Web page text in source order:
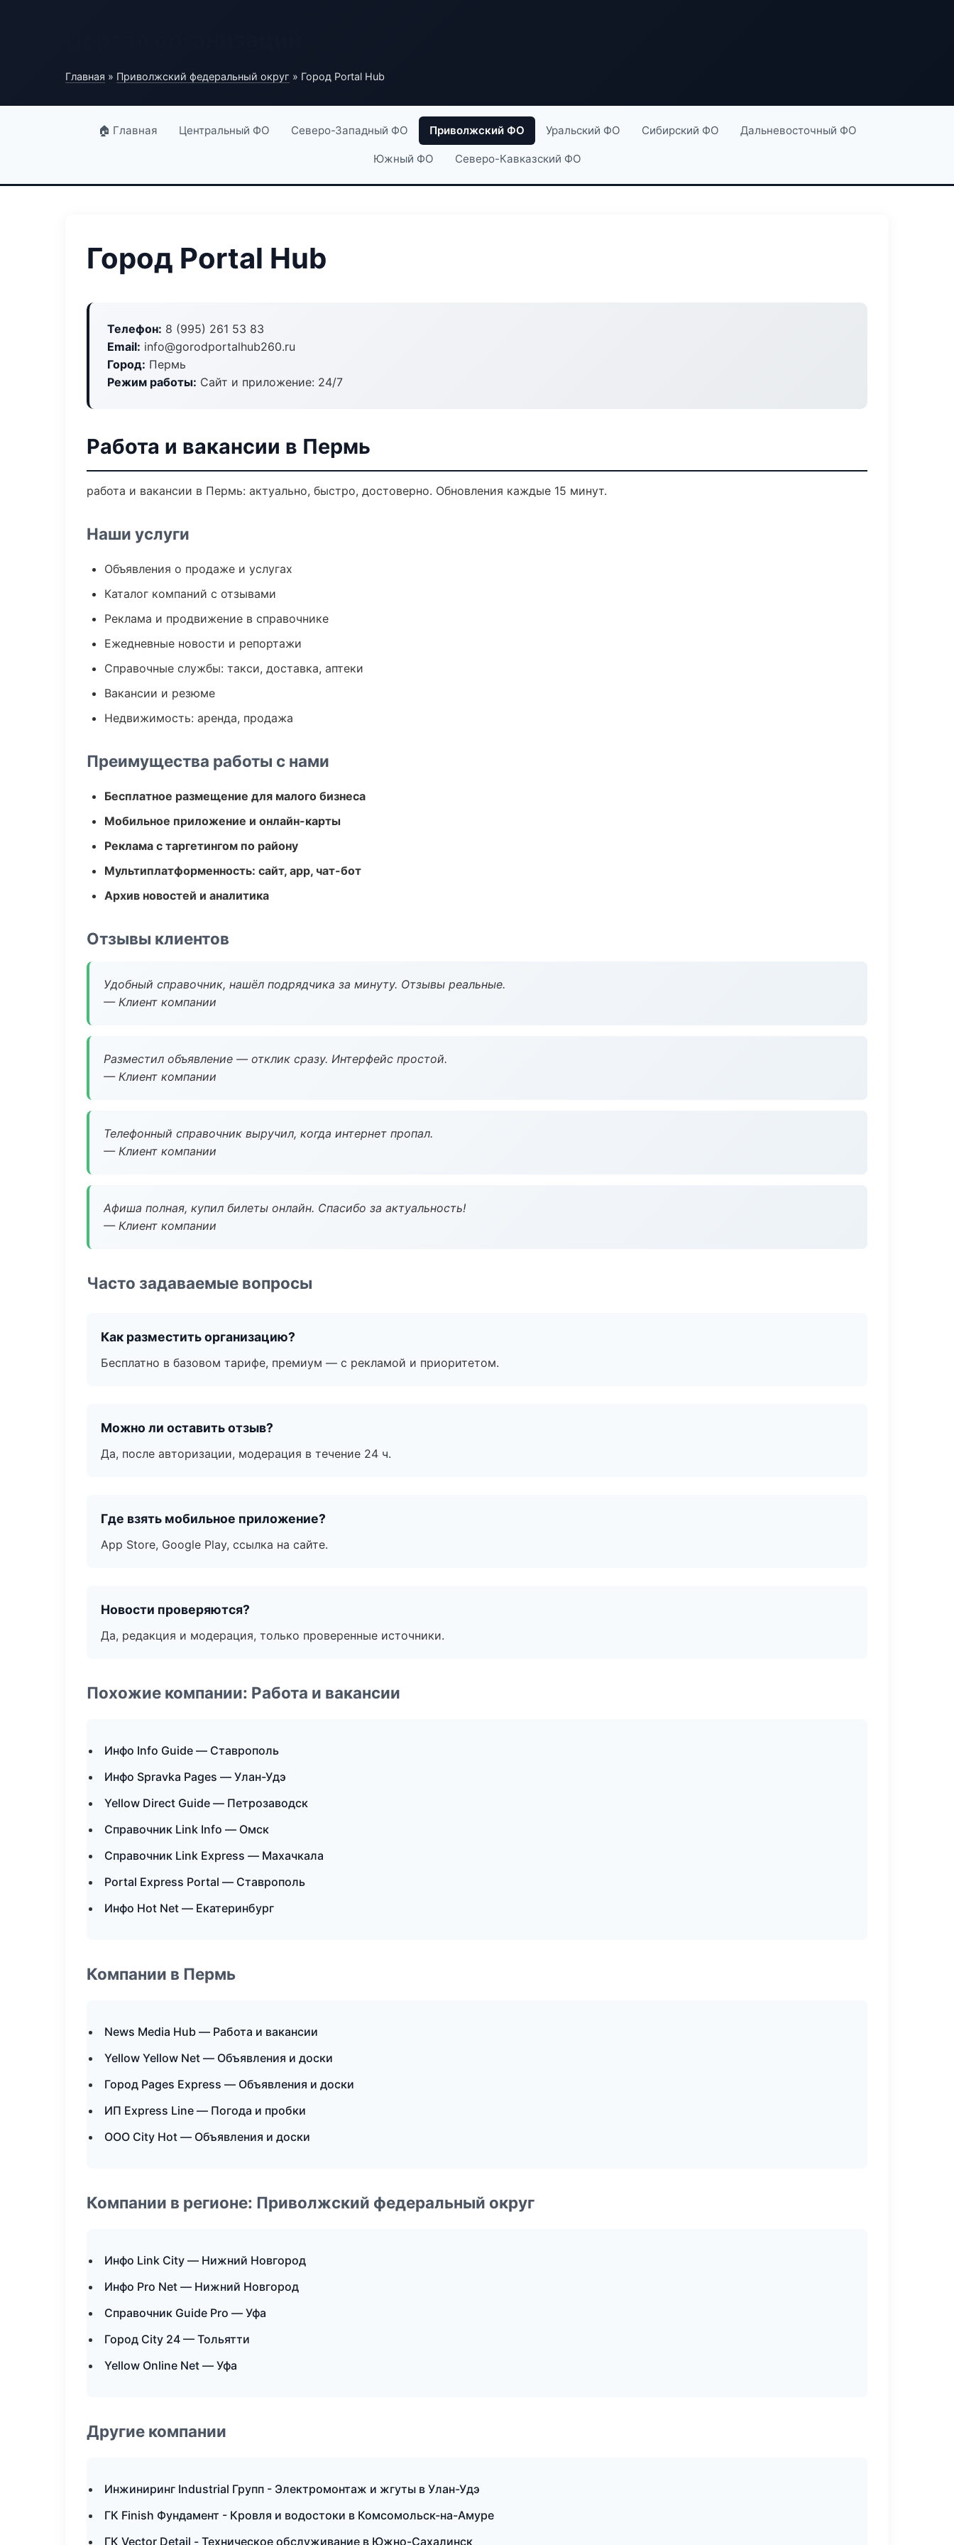
Главная » Приволжский федеральный округ » Город Portal Hub
🏠 Главная Центральный ФО Северо-Западный ФО Приволжский ФО Уральский ФО Сибирский ФО Дальневосточный ФО
Южный ФО Северо-Кавказский ФО
Город Portal Hub
Телефон: 8 (995) 261 53 83
Email: info@gorodportalhub260.ru
Город: Пермь
Режим работы: Сайт и приложение: 24/7
Работа и вакансии в Пермь
работа и вакансии в Пермь: актуально, быстро, достоверно. Обновления каждые 15 минут.
Наши услуги
Объявления о продаже и услугах
Каталог компаний с отзывами
Реклама и продвижение в справочнике
Ежедневные новости и репортажи
Справочные службы: такси, доставка, аптеки
Вакансии и резюме
Недвижимость: аренда, продажа
Преимущества работы с нами
Бесплатное размещение для малого бизнеса
Мобильное приложение и онлайн-карты
Реклама с таргетингом по району
Мультиплатформенность: сайт, app, чат-бот
Архив новостей и аналитика
Отзывы клиентов
Удобный справочник, нашёл подрядчика за минуту. Отзывы реальные.
— Клиент компании
Разместил объявление — отклик сразу. Интерфейс простой.
— Клиент компании
Телефонный справочник выручил, когда интернет пропал.
— Клиент компании
Афиша полная, купил билеты онлайн. Спасибо за актуальность!
— Клиент компании
Часто задаваемые вопросы
Как разместить организацию?
Бесплатно в базовом тарифе, премиум — с рекламой и приоритетом.
Можно ли оставить отзыв?
Да, после авторизации, модерация в течение 24 ч.
Где взять мобильное приложение?
App Store, Google Play, ссылка на сайте.
Новости проверяются?
Да, редакция и модерация, только проверенные источники.
Похожие компании: Работа и вакансии
Инфо Info Guide — Ставрополь
Инфо Spravka Pages — Улан-Удэ
Yellow Direct Guide — Петрозаводск
Справочник Link Info — Омск
Справочник Link Express — Махачкала
Portal Express Portal — Ставрополь
Инфо Hot Net — Екатеринбург
Компании в Пермь
News Media Hub — Работа и вакансии
Yellow Yellow Net — Объявления и доски
Город Pages Express — Объявления и доски
ИП Express Line — Погода и пробки
ООО City Hot — Объявления и доски
Компании в регионе: Приволжский федеральный округ
Инфо Link City — Нижний Новгород
Инфо Pro Net — Нижний Новгород
Справочник Guide Pro — Уфа
Город City 24 — Тольятти
Yellow Online Net — Уфа
Другие компании
Инжиниринг Industrial Групп - Электромонтаж и жгуты в Улан-Удэ
ГК Finish Фундамент - Кровля и водостоки в Комсомольск-на-Амуре
ГК Vector Detail - Техническое обслуживание в Южно-Сахалинск